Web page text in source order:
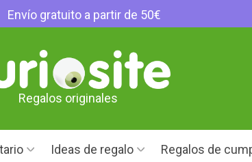
Envío gratuito a partir de 50€
Regalos originales
Ideas de regalo Regalos de